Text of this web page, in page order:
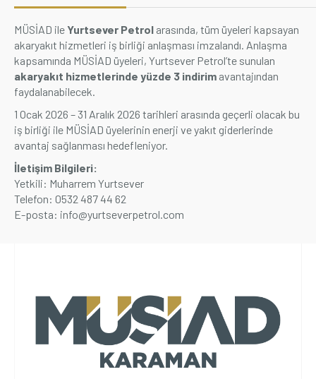
Sosyal Sorumluluk
Bilgi Merkezi
İş Birlikleri
Üyelik
E-İşlemler
İletişim Hakkımızda
MÜSİAD ileYurtsever Petrol arasında, tüm üyeleri kapsayan
akaryakıt hizmetleri iş birliği anlaşması imzalandı. Anlaşma
kapsamında MÜSİAD üyeleri, Yurtsever Petrol’te sunulan
akaryakıt hizmetlerinde yüzde 3 indirim avantajından
faydalanabilecek.
1 Ocak 2026 – 31 Aralık 2026 tarihleri arasında geçerli olacak bu
iş birliği ile MÜSİAD üyelerinin enerji ve yakıt giderlerinde
avantaj sağlanması hedefleniyor.
İletişim Bilgileri:
Yetkili: Muharrem Yurtsever
Telefon: 0532 487 44 62
E-posta: info@yurtseverpetrol.com